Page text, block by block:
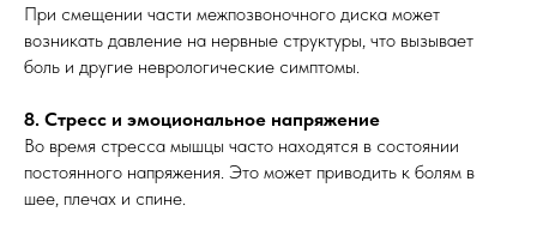
При смещении части межпозвоночного диска может
возникать давление на нервные структуры, что вызывает
боль и другие неврологические симптомы.
8. Стресс и эмоциональное напряжение
Во время стресса мышцы часто находятся в состоянии
постоянного напряжения. Это может приводить к болям в
шее, плечах и спине.